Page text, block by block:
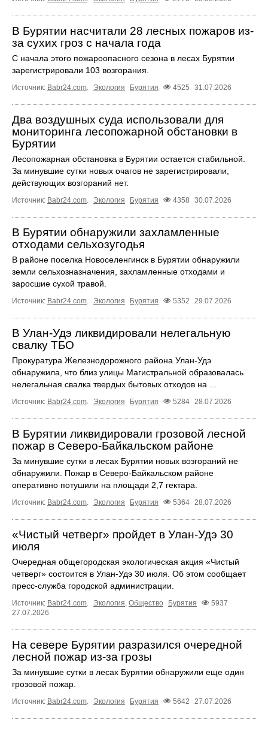
В Бурятии насчитали 28 лесных пожаров из-
за сухих гроз с начала года
С начала этого пожароопасного сезона в лесах Бурятии
зарегистрировали 103 возгорания.
Источник: Babr24.com Экология Бурятия 4525 31.07.2026
Два воздушных суда использовали для
мониторинга лесопожарной обстановки в
Бурятии
Лесопожарная обстановка в Бурятии остается стабильной.
За минувшие сутки новых очагов не зарегистрировали,
действующих возгораний нет.
Источник: Babr24.com. Экология Бурятия 4358 30.07.2026
В Бурятии обнаружили захламленные
отходами сельхозугодья
В районе поселка Новоселенгинск в Бурятии обнаружили
земли сельхозназначения, захламленные отходами и
заросшие сухой травой.
Источник: Babr24.com. Экология Бурятия 5352 29.07.2026
В Улан-Удэ ликвидировали нелегальную
свалку ТБО
Прокуратура Железнодорожного района Улан-Удэ
обнаружила, что близ улицы Магистральной образовалась
нелегальная свалка твердых бытовых отходов на ...
Источник: Babr24.com. Экология Бурятия 5284 28.07.2026
В Бурятии ликвидировали грозовой лесной
пожар в Северо-Байкальском районе
За минувшие сутки в лесах Бурятии новых возгораний не
обнаружили. Пожар в Северо-Байкальском районе
оперативно потушили на площади 2,7 гектара.
Источник: Babr24.com. Экология Бурятия 5364 28.07.2026
«Чистый четверг» пройдет в Улан-Удэ 30
июля
Очередная общегородская экологическая акция «Чистый
четверг» состоится в Улан-Удэ 30 июля. Об этом сообщает
пресс-служба городской администрации.
Источник: Babr24.com. Экология, Общество Бурятия
5937
27.07.2026
На севере Бурятии разразился очередной
лесной пожар из-за грозы
За минувшие сутки в лесах Бурятии обнаружили еще один
грозовой пожар.
Источник: Babr24.com. Экология Бурятия 5642 27.07.2026